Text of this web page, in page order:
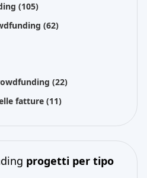
(105)
(62)
(22)
fatture (11)
progetti per tipo